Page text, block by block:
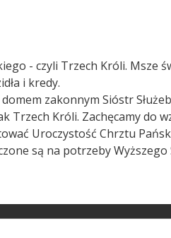
- czyli Trzech Króli. Msze
i kredy.
zakonnym Sióstr
Trzech Króli. Zachęcamy do
Uroczystość Chrztu
są na potrzeby